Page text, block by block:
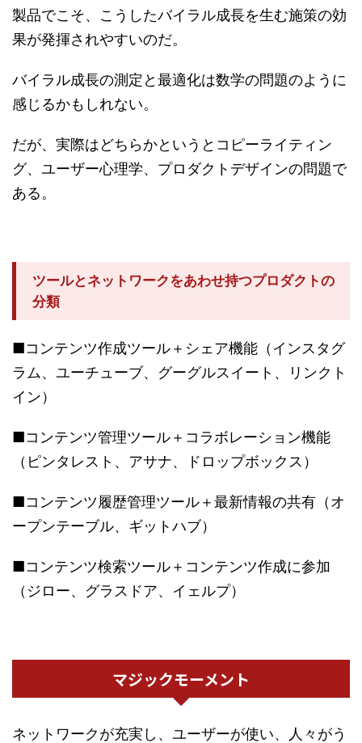
製品でこそ、こうしたバイラル成長を生む施策の効
果が発揮されやすいのだ。
バイラル成長の測定と最適化は数学の問題のように
感じるかもしれない。
だが、実際はどちらかというとコピーライティン
グ、ユーザー心理学、プロダクトデザインの問題で
ある。
ツールとネットワークをあわせ持つプロダクトの
分類
■コンテンツ作成ツール＋シェア機能（インスタグ
ラム、ユーチューブ、グーグルスイート、リンクト
イン）
■コンテンツ管理ツール＋コラボレーション機能
（ピンタレスト、アサナ、ドロップボックス）
■コンテンツ履歴管理ツール＋最新情報の共有（オ
ープンテーブル、ギットハブ）
■コンテンツ検索ツール＋コンテンツ作成に参加
（ジロー、グラスドア、イェルプ）
マジックモーメント
ネットワークが充実し、ユーザーが使い、人々がう